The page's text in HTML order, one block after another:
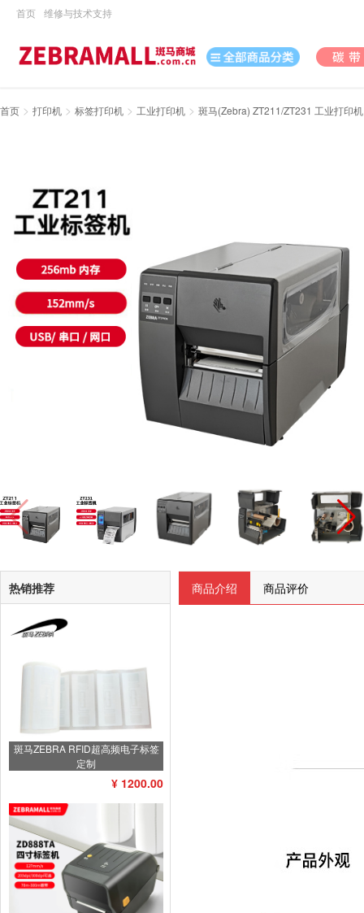
首页 维修与技术支持
打印机
数码
办公用品
电脑、办公
打印耗材
日用百货
首页 > 打印机 > 标签打印机 > 工业打印机 > 斑马(Zebra) ZT211/ZT231 工业打印
热销推荐
斑马ZEBRA RFID超高频电子标签
定制
¥ 1200.00
商品介绍 商品评价